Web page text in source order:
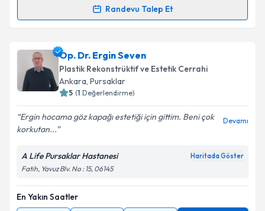
Randevu Talep Et
takvim hazırlandığında e-posta ile bilgilendireceğiz.
E-posta Adresiniz
kapsamda işlenmesini kabul ediyorum.
Op. Dr. Ergin Seven
Plastik Rekonstrüktif ve Estetik Cerrahi
Ankara, Pursaklar
5 (1 Değerlendirme)
Ergin hocama göz kapağı estetiği için gittim. Beni çok
korkutan...
Devamı
A Life Pursaklar Hastanesi Haritada Göster
Fatih, Yavuz Blv. No : 15, 06145
En Yakın Saatler